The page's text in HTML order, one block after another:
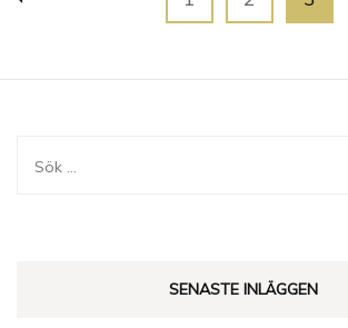
Sök
SENASTE INLÄGGEN